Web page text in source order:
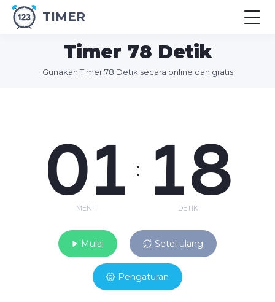
TIMER
Timer 78 Detik
Gunakan Timer 78 Detik secara online dan gratis
01
MENIT
: 18
DETIK
Mulai Setel ulang
Pengaturan